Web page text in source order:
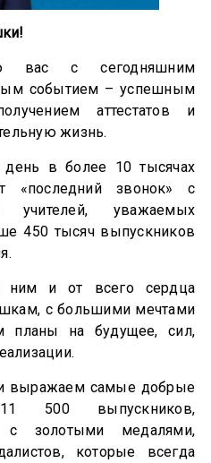
вас с сегодняшним
событием – успешным
аттестатов и
жизнь.
день в более 10 тысячах
«последний звонок» с
учителей, уважаемых
450 тысяч выпускников
ним и от всего сердца
с большими мечтами
планы на будущее, сил,
выражаем самые добрые
500 выпускников,
золотыми медалями,
которые всегда